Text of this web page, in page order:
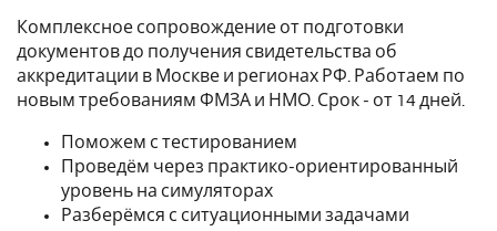
Комплексное сопровождение от подготовки
документов до получения свидетельства об
аккредитации в Москве и регионах РФ. Работаем по
новым требованиям ФМЗА и НМО. Срок - от 14 дней.
Поможем с тестированием
Проведём через практико-ориентированный
уровень на симуляторах
Разберёмся с ситуационными задачами